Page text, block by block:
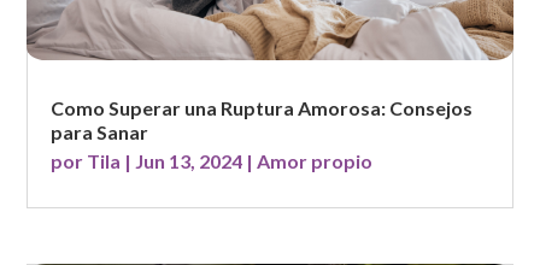
Como Superar una Ruptura Amorosa: Consejos
para Sanar
por Tila | Jun 13, 2024 |Amor propio